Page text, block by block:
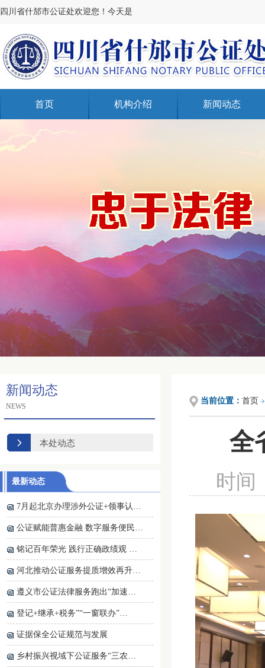
四川省什邡市公证处欢迎您！今天是
首页 机构介绍 新闻动态
新闻动态
NEWS
本处动态
最新动态
7月起北京办理涉外公证+领事认…
公证赋能普惠金融 数字服务便民…
铭记百年荣光 践行正确政绩观 …
河北推动公证服务提质增效再升…
遵义市公证法律服务跑出“加速…
登记+继承+税务”“一窗联办”…
证据保全公证规范与发展
乡村振兴视域下公证服务“三农…
当前位置： 首页
全
时间